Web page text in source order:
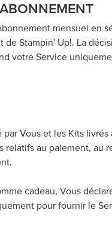
mensuel en
Stampin' Up!. La
votre Service
Vous et les Kits
relatifs au paiement, au
cadeau, Vous
pour fournir le